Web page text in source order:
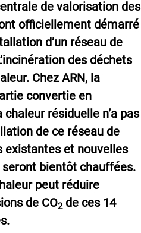
de valorisation des
officiellement démarré
d’un réseau de
des déchets
Chez ARN, la
convertie en
résiduelle n’a pas
de ce réseau de
existantes et nouvelles
bientôt chauffées.
peut réduire
de CO2 de ces 14